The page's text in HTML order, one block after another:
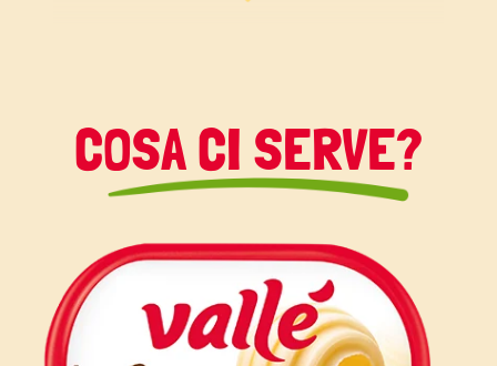
ingrediente reperibile nei negozi di
alimentazione bio e naturale ma, se
solida del latte di cocco in lattina o
sostituirla con altra panna vegetale. Vi
consiglio, però di darvi da fare per
cercarla (anche online) perché
COSA CI SERVE?